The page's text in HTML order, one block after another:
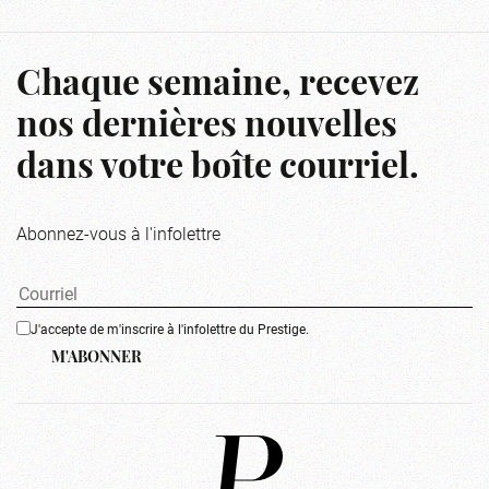
Chaque semaine, recevez
nos dernières nouvelles
dans votre boîte courriel.
Abonnez-vous à l'infolettre
J'accepte de m'inscrire à l'infolettre du Prestige.
M'ABONNER